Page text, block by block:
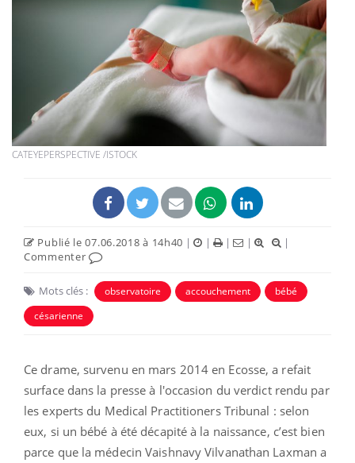
CATEYEPERSPECTIVE /ISTOCK
Publié le 07.06.2018 à 14h40 | | | |
|
Commenter
Mots clés : observatoire accouchement
bébé
césarienne
Ce drame, survenu en mars 2014 en Ecosse, a refait
surface dans la presse à l'occasion du verdict rendu par
les experts du Medical Practitioners Tribunal : selon
eux, si un bébé à été décapité à la naissance, c’est bien
parce que la médecin Vaishnavy Vilvanathan Laxman a